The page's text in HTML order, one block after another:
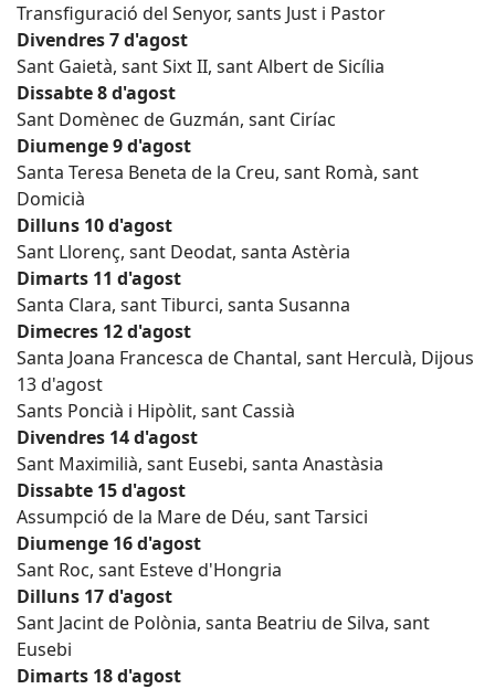
Transfiguració del Senyor, sants Just i Pastor
Divendres 7 d'agost
Sant Gaietà, sant Sixt II, sant Albert de Sicília
Dissabte 8 d'agost
Sant Domènec de Guzmán, sant Ciríac
Diumenge 9 d'agost
Santa Teresa Beneta de la Creu, sant Romà, sant
Domicià
Dilluns 10 d'agost
Sant Llorenç, sant Deodat, santa Astèria
Dimarts 11 d'agost
Santa Clara, sant Tiburci, santa Susanna
Dimecres 12 d'agost
Santa Joana Francesca de Chantal, sant Herculà, Dijous
13 d'agost
Sants Poncià i Hipòlit, sant Cassià
Divendres 14 d'agost
Sant Maximilià, sant Eusebi, santa Anastàsia
Dissabte 15 d'agost
Assumpció de la Mare de Déu, sant Tarsici
Diumenge 16 d'agost
Sant Roc, sant Esteve d'Hongria
Dilluns 17 d'agost
Sant Jacint de Polònia, santa Beatriu de Silva, sant
Eusebi
Dimarts 18 d'agost